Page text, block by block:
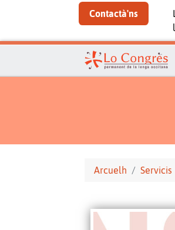
Contactà'ns
Arcuelh Servicis